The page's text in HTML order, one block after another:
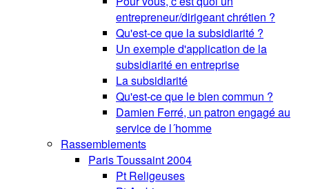
entrepreneur/dirigeant chrétien ?
Qu'est-ce que la subsidiarité ?
Un exemple d'application de la
subsidiarité en entreprise
La subsidiarité
Qu'est-ce que le bien commun ?
Damien Ferré, un patron engagé au
service de l´homme
Rassemblements
Paris Toussaint 2004
Pt Religeuses